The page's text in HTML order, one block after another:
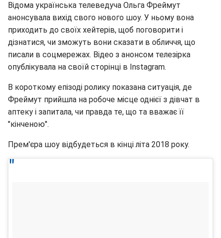
Відома українська телеведуча Ольга Фреймут
анонсувала вихід свого нового шоу. У ньому вона
приходить до своїх хейтерів, щоб поговорити і
дізнатися, чи зможуть вони сказати в обличчя, що
писали в соцмережах. Відео з анонсом телезірка
опублікувала на своїй сторінці в Instagram.
В короткому епізоді ролику показана ситуація, де
Фреймут прийшла на робоче місце однієї з дівчат в
аптеку і запитала, чи правда те, що та вважає її
"кінченою".
Прем'єра шоу відбудеться в кінці літа 2018 року.